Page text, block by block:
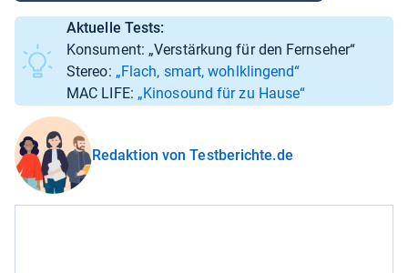
Aktuelle Tests:
Konsument: „Verstärkung für den Fernseher“
Stereo: „Flach, smart, wohlklingend“
MAC LIFE: „Kinosound für zu Hause“
Redaktion von Testberichte.de